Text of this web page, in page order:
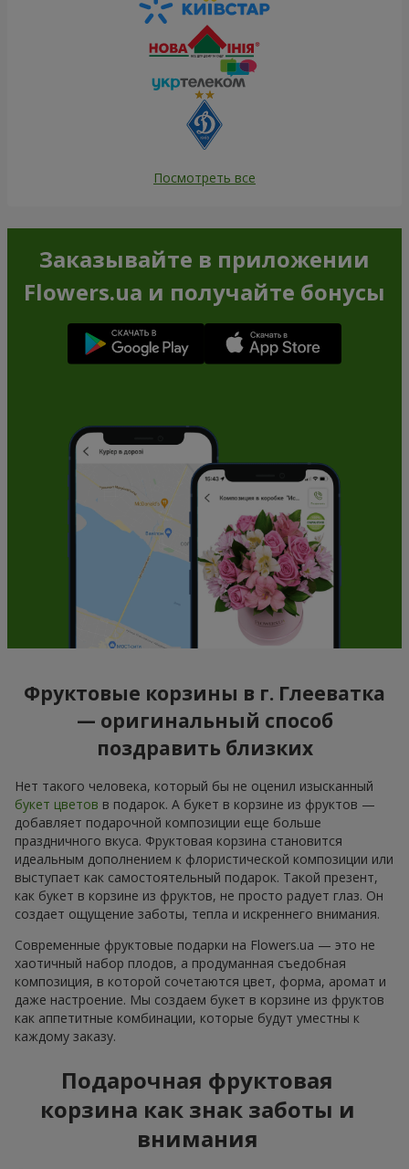
Посмотреть все
Заказывайте в приложении
Flowers.ua и получайте бонусы
Фруктовые корзины в г. Глееватка
— оригинальный способ
поздравить близких
Нет такого человека, который бы не оценил изысканный
букет цветов в подарок. А букет в корзине из фруктов —
добавляет подарочной композиции еще больше
праздничного вкуса. Фруктовая корзина становится
идеальным дополнением к флористической композиции или
выступает как самостоятельный подарок. Такой презент,
как букет в корзине из фруктов, не просто радует глаз. Он
создает ощущение заботы, тепла и искреннего внимания.
Современные фруктовые подарки на Flowers.ua — это не
хаотичный набор плодов, а продуманная съедобная
композиция, в которой сочетаются цвет, форма, аромат и
даже настроение. Мы создаем букет в корзине из фруктов
как аппетитные комбинации, которые будут уместны к
каждому заказу.
Подарочная фруктовая
корзина как знак заботы и
внимания